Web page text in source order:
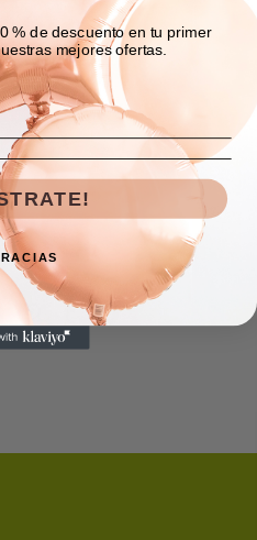
% de descuento en tu primer
mejores ofertas.